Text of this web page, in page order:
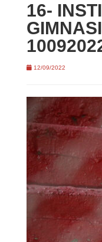
16-
12/09/2022